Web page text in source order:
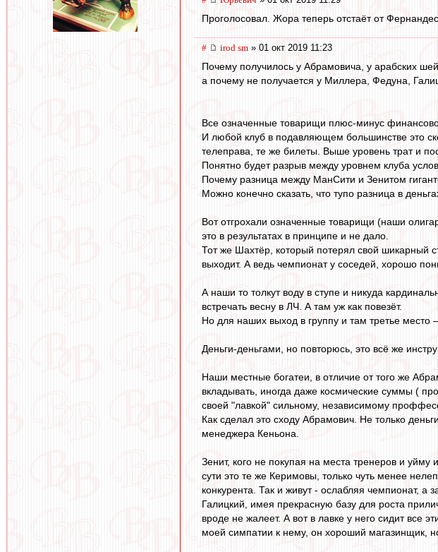
Проголосовал. Жора теперь отстаёт от
# irod sm » 01 окт 2019 11:23
Почему получилось у Абрамовича, у арабских
а почему не получается у Миллера, Федуна,
Все означенные товарищи плюс-минус
И любой клуб в подавляющем большинстве это
телеправа, те же билеты. Выше уровень трат и
Понятно будет разрыв между уровнем клуба
Почему разница между МанСити и Зенитом
Можно конечно сказать, что тупо разница в
Вот отгрохали означенные товарищи (наши
это в результатах в принципе и не дало.
Тот же Шахтёр, который потерял свой шикарный
выходит. А ведь чемпионат у соседей, хорошо
А наши то толкут воду в ступе и никуда
встречать весну в ЛЧ. А там уж как повезёт.
Но для наших выход в группу и там третье место
Деньги-деньгами, но повторюсь, это всё же
Наши местные богатеи, в отличие от того же
вкладывать, иногда даже космические суммы (
своей "лавкой" сильному, независимому
Как сделал это сходу Абрамович. Не только
менеджера Кеньона.
Зенит, кого не покупая на места тренеров и
сути это те же Керимовы, только чуть менее
конкурента. Так и живут - ослабляя чемпионат, а
Галицкий, имея прекрасную базу для роста
вроде не жалеет. А вот в лавке у него сидит все
моей симпатии к нему, он хороший магазинщик,